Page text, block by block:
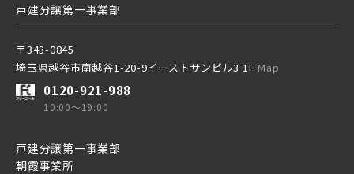
東京メトロ東西線
都営新宿線
埼玉新都市交通 [伊奈線]
京成線
戸建分譲第一事業部
〒343-0845
埼玉県越谷市南越谷1-20-9イーストサンビル3 1F Map
0120-921-988
10:00～19:00
戸建分譲第一事業部
朝霞事業所